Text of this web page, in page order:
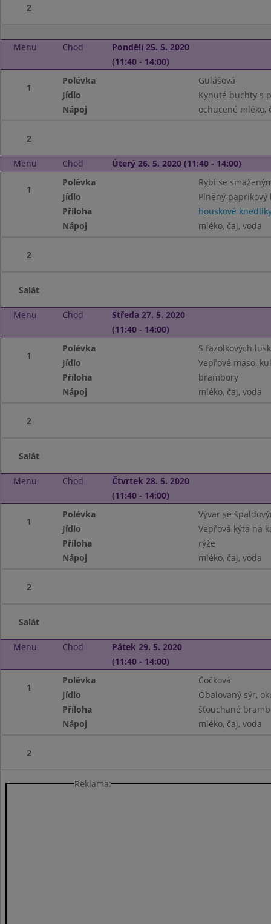
2
Menu Chod
Pondělí 25. 5. 2020
(11:40 - 14:00)
1
Polévka
Gulášová
Jídlo
Kynuté buchty s
Nápoj
ochucené mléko,
2
Menu Chod Úterý 26. 5. 2020 (11:40 - 14:00)
1
Polévka
Rybí se
Jídlo
Plněný paprikový
Příloha
houskové
Nápoj
mléko, čaj, voda
2
Salát
Menu Chod
Středa 27. 5. 2020
(11:40 - 14:00)
1
Polévka
S fazolkových
Jídlo
Vepřové maso,
Příloha
brambory
Nápoj
mléko, čaj, voda
2
Salát
Menu Chod
Čtvrtek 28. 5. 2020
(11:40 - 14:00)
1
Polévka
Vývar se
Jídlo
Vepřová kýta na
Příloha
rýže
Nápoj
mléko, čaj, voda
2
Salát
Menu Chod
Pátek 29. 5. 2020
(11:40 - 14:00)
1
Polévka
Čočková
Jídlo
Obalovaný sýr,
Příloha
šťouchané
Nápoj
mléko, čaj, voda
2
Reklama: